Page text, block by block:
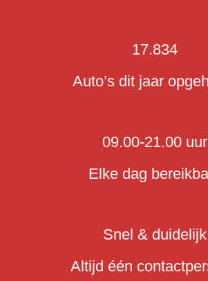
17.834
Auto’s dit jaar
09.00-21.00 uur
Elke dag
Snel & duidelijk
Altijd één